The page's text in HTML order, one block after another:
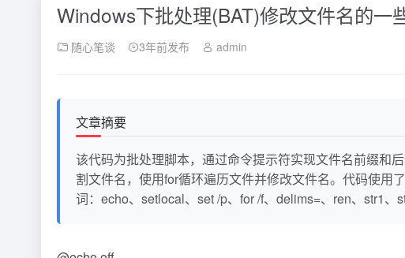
Windows下批处理(BAT)修改文件名的一
随心笔谈 3年前发布 admin
文章摘要
该代码为批处理脚本，通过命令提示符实现文件名前缀和
割文件名，使用for循环遍历文件并修改文件名。代码使用
词：echo、setlocal、set /p、for /f、delims=、ren、str1、